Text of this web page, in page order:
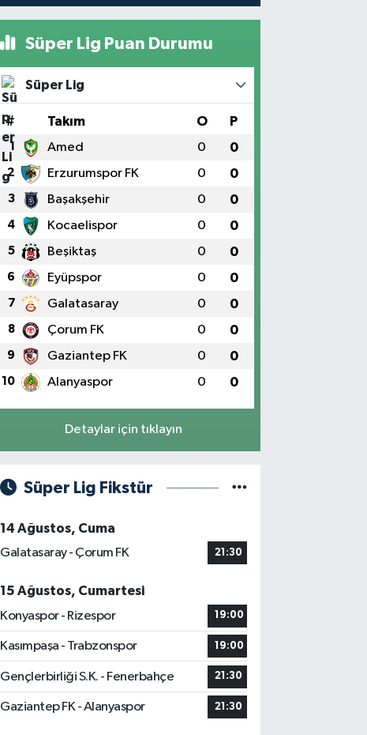
"HAYIRLI OLSUN"
Süper Lig Puan Durumu
Süper Lig
# Takım O P
1 Amed 0 0
2 Erzurumspor FK 0 0
3 Başakşehir 0 0
4 Kocaelispor 0 0
5 Beşiktaş 0 0
6 Eyüpspor 0 0
7 Galatasaray 0 0
8 Çorum FK 0 0
9 Gaziantep FK 0 0
10 Alanyaspor 0 0
Detaylar için tıklayın
Süper Lig Fikstür
14 Ağustos, Cuma
Galatasaray - Çorum FK
21:30
15 Ağustos, Cumartesi
Konyaspor - Rizespor
19:00
Kasımpaşa - Trabzonspor 19:00
Gençlerbirliği S.K. - Fenerbahçe 21:30
Gaziantep FK - Alanyaspor 21:30